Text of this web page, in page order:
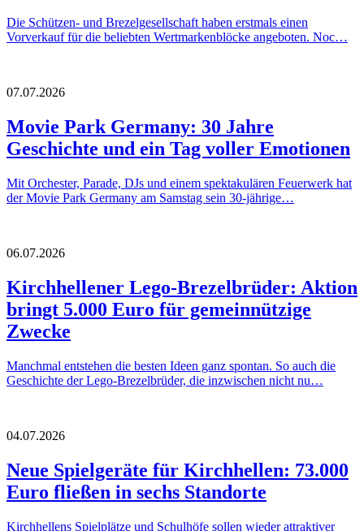
Die Schützen- und Brezelgesellschaft haben erstmals einen
Vorverkauf für die beliebten Wertmarkenblöcke angeboten. Noc…
07.07.2026
Movie Park Germany: 30 Jahre
Geschichte und ein Tag voller Emotionen
Mit Orchester, Parade, DJs und einem spektakulären Feuerwerk hat
der Movie Park Germany am Samstag sein 30-jährige…
06.07.2026
Kirchhellener Lego-Brezelbrüder: Aktion
bringt 5.000 Euro für gemeinnützige
Zwecke
Manchmal entstehen die besten Ideen ganz spontan. So auch die
Geschichte der Lego-Brezelbrüder, die inzwischen nicht nu…
04.07.2026
Neue Spielgeräte für Kirchhellen: 73.000
Euro fließen in sechs Standorte
Kirchhellens Spielplätze und Schulhöfe sollen wieder attraktiver